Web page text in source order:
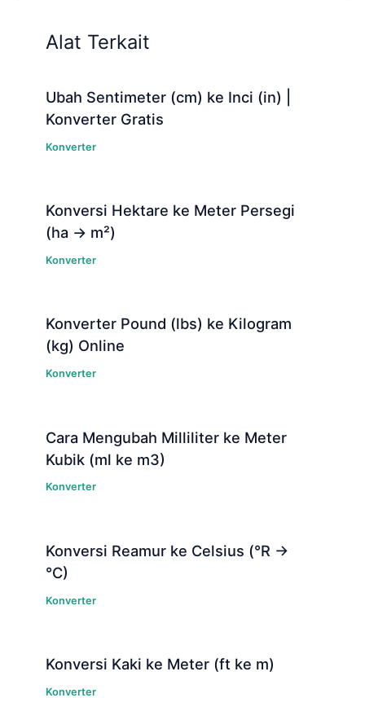
Alat Terkait
Ubah Sentimeter (cm) ke Inci (in) |
Konverter Gratis
Konverter
Konversi Hektare ke Meter Persegi
(ha → m²)
Konverter
Konverter Pound (lbs) ke Kilogram
(kg) Online
Konverter
Cara Mengubah Milliliter ke Meter
Kubik (ml ke m3)
Konverter
Konversi Reamur ke Celsius (°R →
°C)
Konverter
Konversi Kaki ke Meter (ft ke m)
Konverter